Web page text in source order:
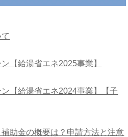
【給湯省エネ2025事業】
【給湯省エネ2024事業】【子
補助金の概要は？申請方法と注意